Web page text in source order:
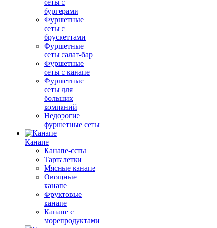
сеты с
бургерами
Фуршетные
сеты с
брускеттами
Фуршетные
сеты салат-бар
Фуршетные
сеты с канапе
Фуршетные
сеты для
больших
компаний
Недорогие
фуршетные сеты
Канапе
Канапе-сеты
Тарталетки
Мясные канапе
Овощные
канапе
Фруктовые
канапе
Канапе с
морепродуктами